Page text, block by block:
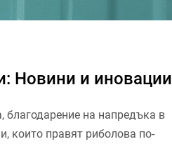
Новини и иновации
благодарение на напредъка в
които правят риболова по-